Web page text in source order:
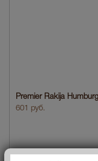
Premier Rakija
601 руб.